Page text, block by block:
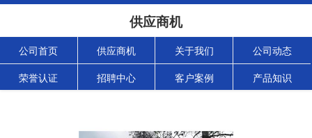
供应商机
公司首页 供应商机 关于我们 公司动态
荣誉认证 招聘中心 客户案例 产品知识